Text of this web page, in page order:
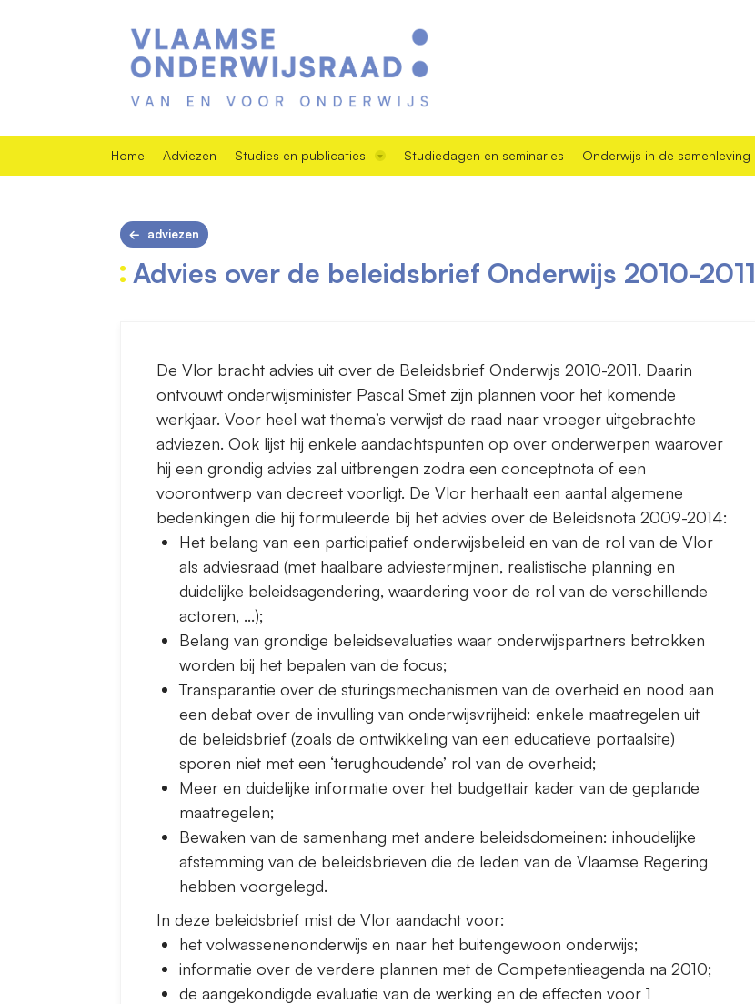
Home Adviezen Studies en publicaties Studiedagen en seminaries Onderwijs in de samenleving
adviezen
Advies over de beleidsbrief Onderwijs 2010-2011
De Vlor bracht advies uit over de Beleidsbrief Onderwijs 2010-2011. Daarin
ontvouwt onderwijsminister Pascal Smet zijn plannen voor het komende
werkjaar. Voor heel wat thema’s verwijst de raad naar vroeger uitgebrachte
adviezen. Ook lijst hij enkele aandachtspunten op over onderwerpen waarover
hij een grondig advies zal uitbrengen zodra een conceptnota of een
voorontwerp van decreet voorligt. De Vlor herhaalt een aantal algemene
bedenkingen die hij formuleerde bij het advies over de Beleidsnota 2009-2014:
Het belang van een participatief onderwijsbeleid en van de rol van de Vlor
als adviesraad (met haalbare adviestermijnen, realistische planning en
duidelijke beleidsagendering, waardering voor de rol van de verschillende
actoren, ...);
Belang van grondige beleidsevaluaties waar onderwijspartners betrokken
worden bij het bepalen van de focus;
Transparantie over de sturingsmechanismen van de overheid en nood aan
een debat over de invulling van onderwijsvrijheid: enkele maatregelen uit
de beleidsbrief (zoals de ontwikkeling van een educatieve portaalsite)
sporen niet met een ‘terughoudende’ rol van de overheid;
Meer en duidelijke informatie over het budgettair kader van de geplande
maatregelen;
Bewaken van de samenhang met andere beleidsdomeinen: inhoudelijke
afstemming van de beleidsbrieven die de leden van de Vlaamse Regering
hebben voorgelegd.
In deze beleidsbrief mist de Vlor aandacht voor:
het volwassenenonderwijs en naar het buitengewoon onderwijs;
informatie over de verdere plannen met de Competentieagenda na 2010;
de aangekondigde evaluatie van de werking en de effecten voor 1